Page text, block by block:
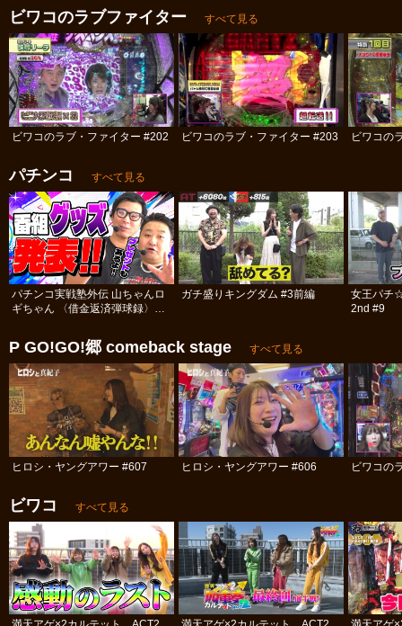
ビワコのラブファイター
すべて見る
ビワコのラブ・ファイター #202 ビワコのラブ・ファイター #203 ビワコの
パチンコ すべて見る
パチンコ実戦塾外伝 山ちゃんロ
ギちゃん 〈借金返済弾球録〉
ガチ盛りキングダム #3前編
女王パチ
2nd #9
P GO!GO!郷 comeback stage すべて見る
ヒロシ・ヤングアワー #607 ヒロシ・ヤングアワー #606 ビワコの
ビワコ すべて見る